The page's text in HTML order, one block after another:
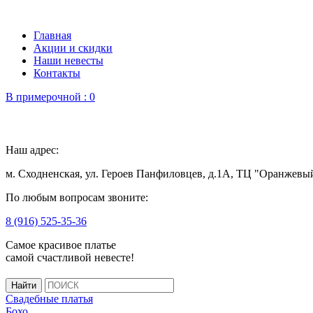
Главная
Акции и скидки
Наши невесты
Контакты
В примерочной : 0
Наш адрес:
м. Сходненская, ул. Героев Панфиловцев, д.1А, ТЦ
По любым вопросам звоните:
8 (916) 525-35-36
Самое красивое платье
самой счастливой невесте!
Свадебные платья